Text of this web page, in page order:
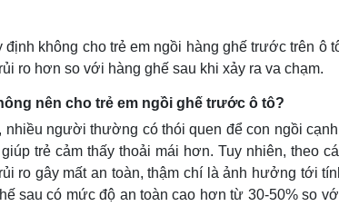
Di sản
không cho trẻ em ngồi hàng ghế trước trên ô
ro hơn so với hàng ghế sau khi xảy ra va chạm.
nên cho trẻ em ngồi ghế trước ô tô?
nhiều người thường có thói quen để con ngồi
trẻ cảm thấy thoải mái hơn. Tuy nhiên, theo
ro gây mất an toàn, thậm chí là ảnh hưởng tới
sau có mức độ an toàn cao hơn từ 30-50% so